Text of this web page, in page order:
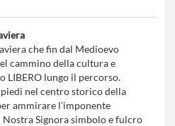
che fin dal Medioevo
cammino della cultura e
LIBERO lungo il percorso.
nel centro storico della
ammirare l’imponente
Signora simbolo e fulcro